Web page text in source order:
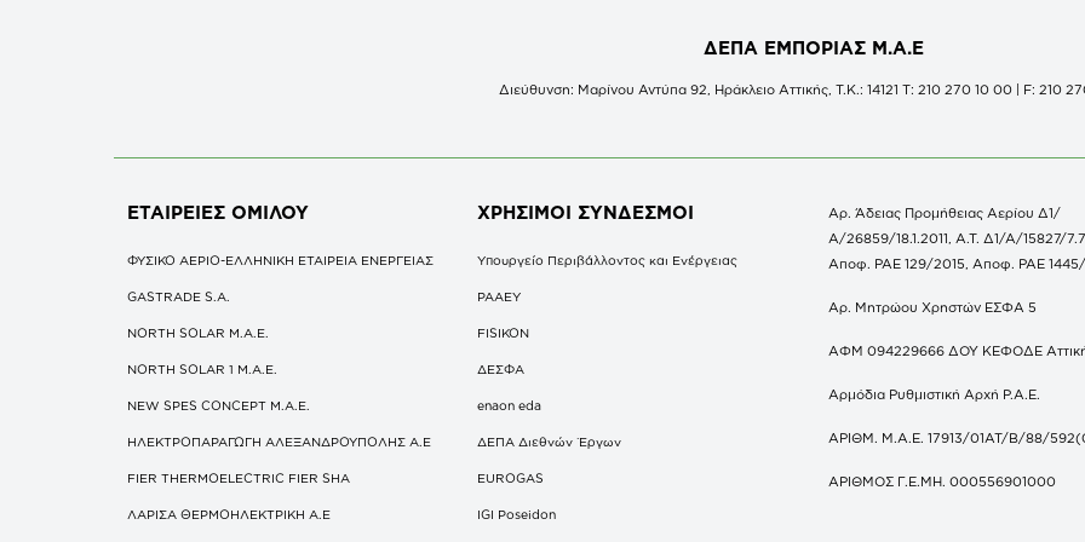
ΔΕΠΑ ΕΜΠΟΡΙΑΣ Μ.Α.Ε
Διεύθυνση: Μαρίνου Αντύπα 92, Ηράκλειο Αττικής, Τ.Κ.: 14121 Τ: 210 270 10 00 | F: 210
ΕΤΑΙΡΕΙΕΣΟΜΙΛΟΥ
ΦΥΣΙΚΟ ΑΕΡΙΟ-ΕΛΛΗΝΙΚΗ ΕΤΑΙΡΕΙΑ ΕΝΕΡΓΕΙΑΣ
GASTRADE S.A.
NORTH SOLAR M.Α.Ε.
NORTH SOLAR 1 M.Α.Ε.
NEW SPES CONCEPT Μ.Α.Ε.
ΗΛΕΚΤΡΟΠΑΡΑΓΩΓΗ ΑΛΕΞΑΝΔΡΟΥΠΟΛΗΣ A.E
FIER THERMOELECTRIC FIER SHA
ΛΑΡΙΣΑ ΘΕΡΜΟΗΛΕΚΤΡΙΚΗ A.E
ΧΡΗΣΙΜΟΙ ΣΥΝΔΕΣΜΟΙ
Υπουργείο Περιβάλλοντος και Ενέργειας
ΡΑΑΕΥ
FISIKON
ΔΕΣΦΑ
enaon eda
ΔΕΠΑ Διεθνών Έργων
EUROGAS
IGI Poseidon
Αρ. Άδειας Προμήθειας Αερίου Δ1/
Α/26859/18.1.2011, Α.Τ. Δ1/Α/15827/
Αποφ. ΡΑΕ 129/2015, Αποφ. ΡΑΕ
Αρ. Μητρώου Χρηστών ΕΣΦΑ 5
ΑΦΜ 094229666 ΔΟΥ ΚΕΦΟΔΕ
Αρμόδια Ρυθμιστική Αρχή Ρ.Α.Ε.
ΑΡΙΘΜ. Μ.Α.Ε. 17913/01ΑΤ/Β/88/
ΑΡΙΘΜΟΣ Γ.Ε.ΜΗ. 000556901000